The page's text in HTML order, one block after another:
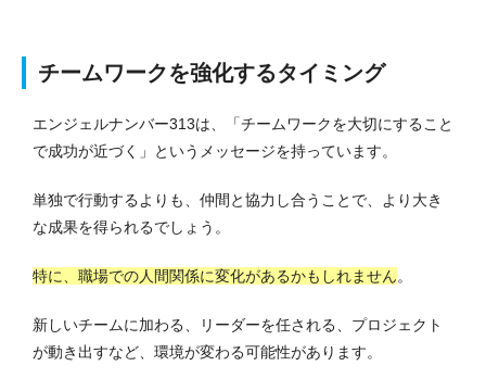
チームワークを強化するタイミング
エンジェルナンバー313は、「チームワークを大切にすること
で成功が近づく」というメッセージを持っています。
単独で行動するよりも、仲間と協力し合うことで、より大き
な成果を得られるでしょう。
特に、職場での人間関係に変化があるかもしれません。
新しいチームに加わる、リーダーを任される、プロジェクト
が動き出すなど、環境が変わる可能性があります。